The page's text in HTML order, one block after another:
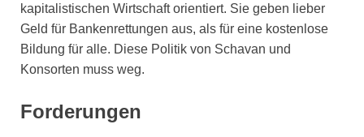
kapitalistischen Wirtschaft orientiert. Sie geben lieber
Geld für Bankenrettungen aus, als für eine kostenlose
Bildung für alle. Diese Politik von Schavan und
Konsorten muss weg.
Forderungen